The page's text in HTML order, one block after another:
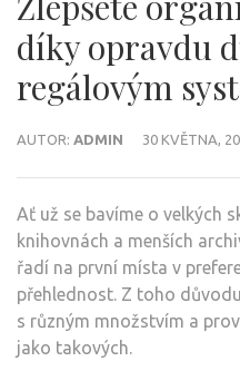
díky opravdu
regálovým
AUTOR: ADMIN 30 KVĚTNA,
Ať už se bavíme o velkých
knihovnách a menších
řadí na první místa v
přehlednost. Z toho
s různým množstvím a
jako takových.